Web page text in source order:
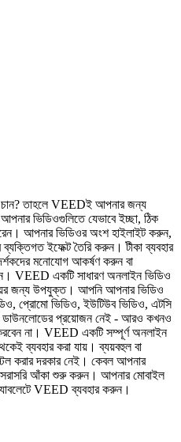
তাহলে VEEDই আপনার জন্য
ভিডিওগুলিতে যেভাবে ইচ্ছা, ঠিক
আপনার ভিডিওর অংশ হাইলাইট করুন,
ব্যক্তিগত ইফেক্ট তৈরি করুন। টীকা ব্যবহার
মনোযোগ আকর্ষণ করুন বা
VEED একটি সাধারণ অনলাইন ভিডিও
জন্য উপযুক্ত। আপনি আপনার ভিডিও
প্রোমো ভিডিও, ইউটিউব ভিডিও, এটসি
ডাউনলোডের প্রয়োজন নেই - আরও কখনও
না। VEED একটি সম্পূর্ণ অনলাইন
ব্যবহার করা যায়। ব্যয়বহুল বা
করার দরকার নেই। কেবল আপনার
আঁকা শুরু করুন। আপনার মোবাইল
VEED ব্যবহার করুন।